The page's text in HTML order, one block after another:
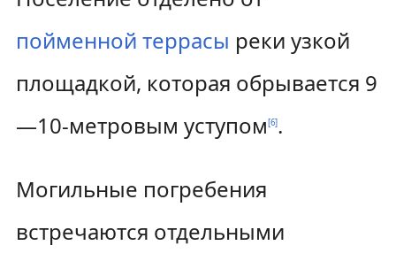
пойменной террасы реки узкой
площадкой, которая обрывается 9
—10-метровым уступом[6].
Могильные погребения
встречаются отдельными